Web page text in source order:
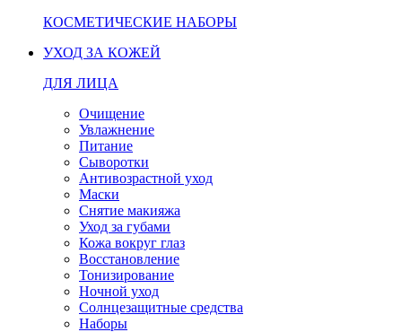
КОСМЕТИЧЕСКИЕ НАБОРЫ
УХОД ЗА КОЖЕЙ
ДЛЯ ЛИЦА
Очищение
Увлажнение
Питание
Сыворотки
Антивозрастной уход
Маски
Снятие макияжа
Уход за губами
Кожа вокруг глаз
Восстановление
Тонизирование
Ночной уход
Солнцезащитные средства
Наборы